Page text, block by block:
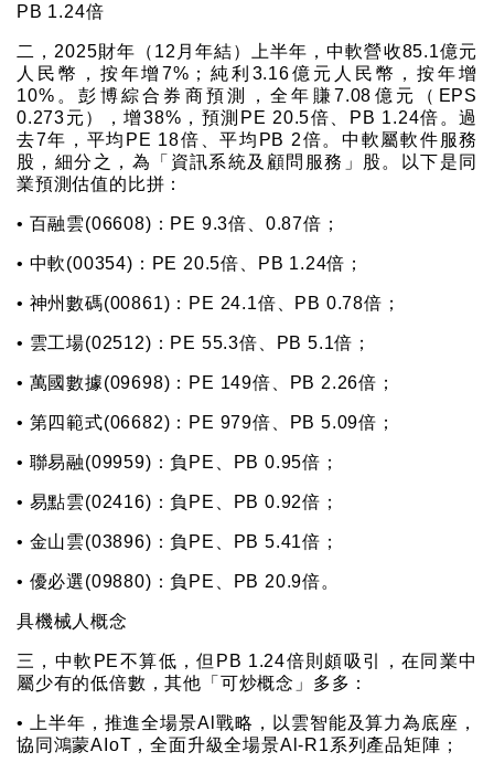
PB 1.24倍
二，2025財年（12月年結）上半年，中軟營收85.1億元
人民幣，按年增7%；純利3.16億元人民幣，按年增
10%。彭博綜合券商預測，全年賺7.08億元（EPS
0.273元），增38%，預測PE 20.5倍、PB 1.24倍。過
去7年，平均PE 18倍、平均PB 2倍。中軟屬軟件服務
股，細分之，為「資訊系統及顧問服務」股。以下是同
業預測估值的比拼：
• 百融雲(06608)：PE 9.3倍、0.87倍；
• 中軟(00354)：PE 20.5倍、PB 1.24倍；
• 神州數碼(00861)：PE 24.1倍、PB 0.78倍；
• 雲工場(02512)：PE 55.3倍、PB 5.1倍；
• 萬國數據(09698)：PE 149倍、PB 2.26倍；
• 第四範式(06682)：PE 979倍、PB 5.09倍；
• 聯易融(09959)：負PE、PB 0.95倍；
• 易點雲(02416)：負PE、PB 0.92倍；
• 金山雲(03896)：負PE、PB 5.41倍；
• 優必選(09880)：負PE、PB 20.9倍。
具機械人概念
三，中軟PE不算低，但PB 1.24倍則頗吸引，在同業中
屬少有的低倍數，其他「可炒概念」多多：
• 上半年，推進全場景Al戰略，以雲智能及算力為底座，
協同鴻蒙AIoT，全面升級全場景Al-R1系列產品矩陣；